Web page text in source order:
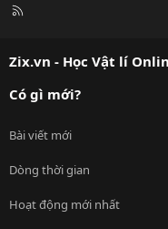
R
Zix.vn - Học Vật lí
Có gì mới?
Bài viết mới
Dòng thời gian
Hoạt động mới nhất